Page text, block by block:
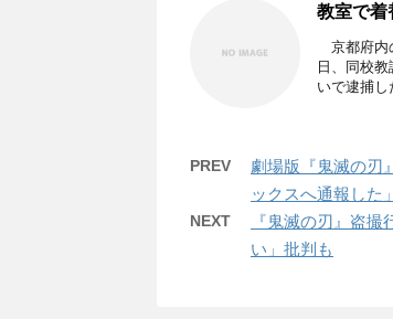
教室で
京都府内
日、同校
いで逮捕
PREV
劇場版『鬼滅の刃
ックスへ通報した」
NEXT
『鬼滅の刃』盗
い」批判も